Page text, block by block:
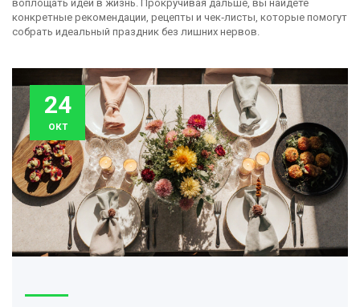
воплощать идеи в жизнь. Прокручивая дальше, вы найдете
конкретные рекомендации, рецепты и чек‑листы, которые помогут
собрать идеальный праздник без лишних нервов.
24
окт